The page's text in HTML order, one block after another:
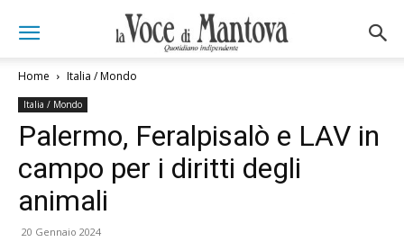
Home Italia / Mondo
Italia / Mondo
Palermo, Feralpisalò e LAV in
campo per i diritti degli
animali
20 Gennaio 2024